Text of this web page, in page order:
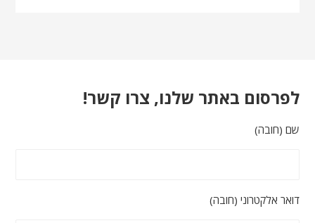
לפרסום באתר שלנו, צרו קשר!
שם (חובה)
דואר אלקטרוני (חובה)